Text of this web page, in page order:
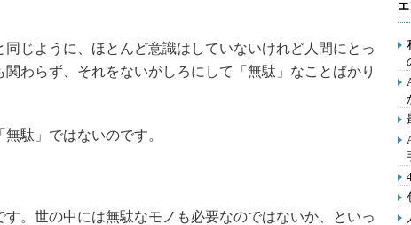
じように、ほとんど意識はしていないけれど人間にとっ
わらず、それをないがしろにして「無駄」なことばかり
駄」ではないのです。
。世の中には無駄なモノも必要なのではないか、といっ